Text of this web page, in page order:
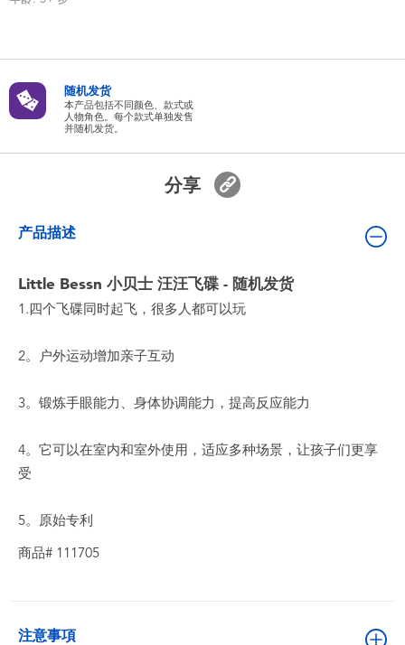
电池
玩具促销
玩具清货
随机发货
本产品包括不同颜色、款式或
人物角色。每个款式单独发售
并随机发货。
分享
产品描述
Little Bessn 小贝士 汪汪飞碟 - 随机发货
1.四个飞碟同时起飞，很多人都可以玩
2。户外运动增加亲子互动
3。锻炼手眼能力、身体协调能力，提高反应能力
4。它可以在室内和室外使用，适应多种场景，让孩子们更享
受
5。原始专利
商品# 111705
注意事項